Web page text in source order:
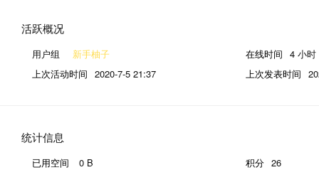
活跃概况
用户组 新手柚子 在线时间 4 小时
上次活动时间 2020-7-5 21:37 上次发表时间
统计信息
已用空间 0 B 积分 26